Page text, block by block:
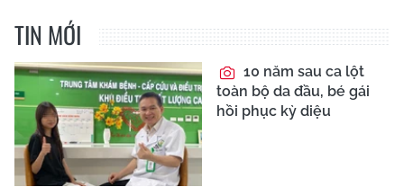
TIN MỚI
10 năm sau ca lột
toàn bộ da đầu, bé gái
hồi phục kỳ diệu